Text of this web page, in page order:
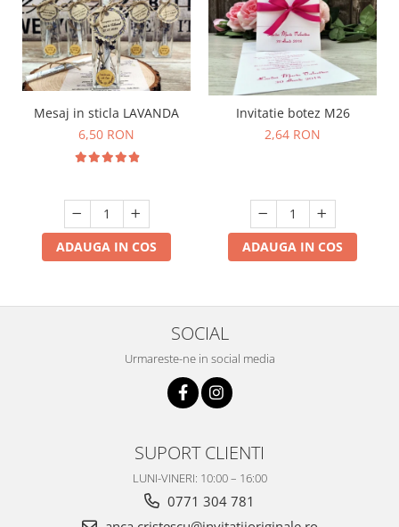
Mesaj in sticla LAVANDA
6,50 RON
ADAUGA IN COS
Invitatie botez M26
2,64 RON
ADAUGA IN COS
SOCIAL
Urmareste-ne in social media
SUPORT CLIENTI
LUNI-VINERI: 10:00 – 16:00
0771 304 781